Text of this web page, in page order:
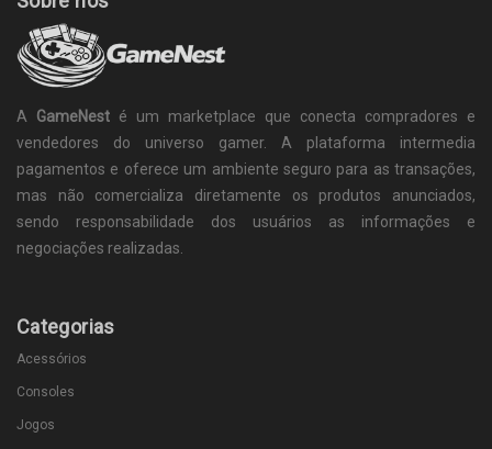
A GameNest é um marketplace que conecta compradores e
vendedores do universo gamer. A plataforma intermedia
pagamentos e oferece um ambiente seguro para as transações,
mas não comercializa diretamente os produtos anunciados,
sendo responsabilidade dos usuários as informações e
negociações realizadas.
Categorias
Acessórios
Consoles
Jogos